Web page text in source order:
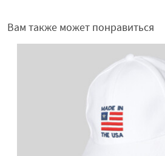
Вам также может понравиться